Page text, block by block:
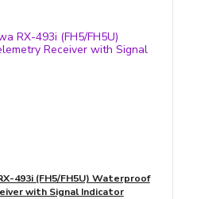
493i (FH5/FH5U) Waterproof
with Signal Indicator